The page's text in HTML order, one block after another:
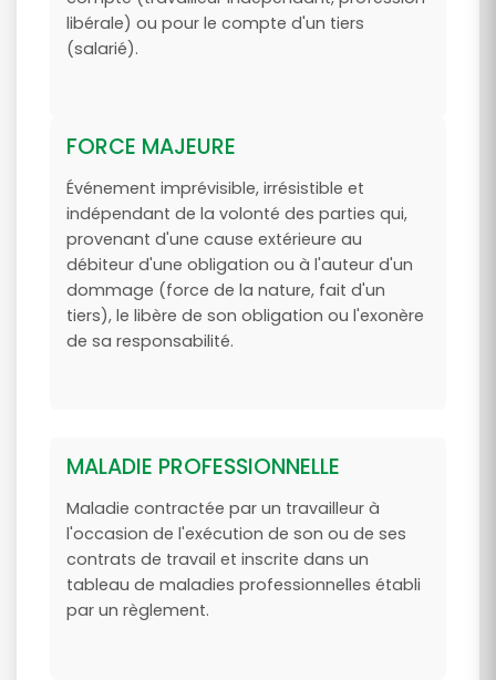
libérale) ou pour le compte d'un tiers
(salarié).
FORCE MAJEURE
Événement imprévisible, irrésistible et
indépendant de la volonté des parties qui,
provenant d'une cause extérieure au
débiteur d'une obligation ou à l'auteur d'un
dommage (force de la nature, fait d'un
tiers), le libère de son obligation ou l'exonère
de sa responsabilité.
MALADIE PROFESSIONNELLE
Maladie contractée par un travailleur à
l'occasion de l'exécution de son ou de ses
contrats de travail et inscrite dans un
tableau de maladies professionnelles établi
par un règlement.